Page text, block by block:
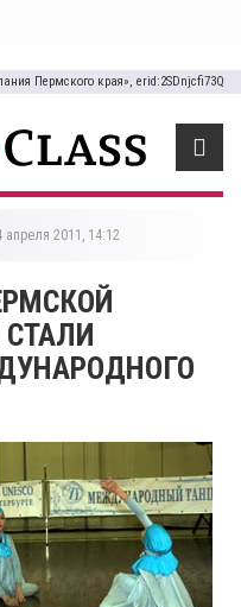
Пермского края», erid:2SDnjcfi73Q
апреля 2011, 14:12